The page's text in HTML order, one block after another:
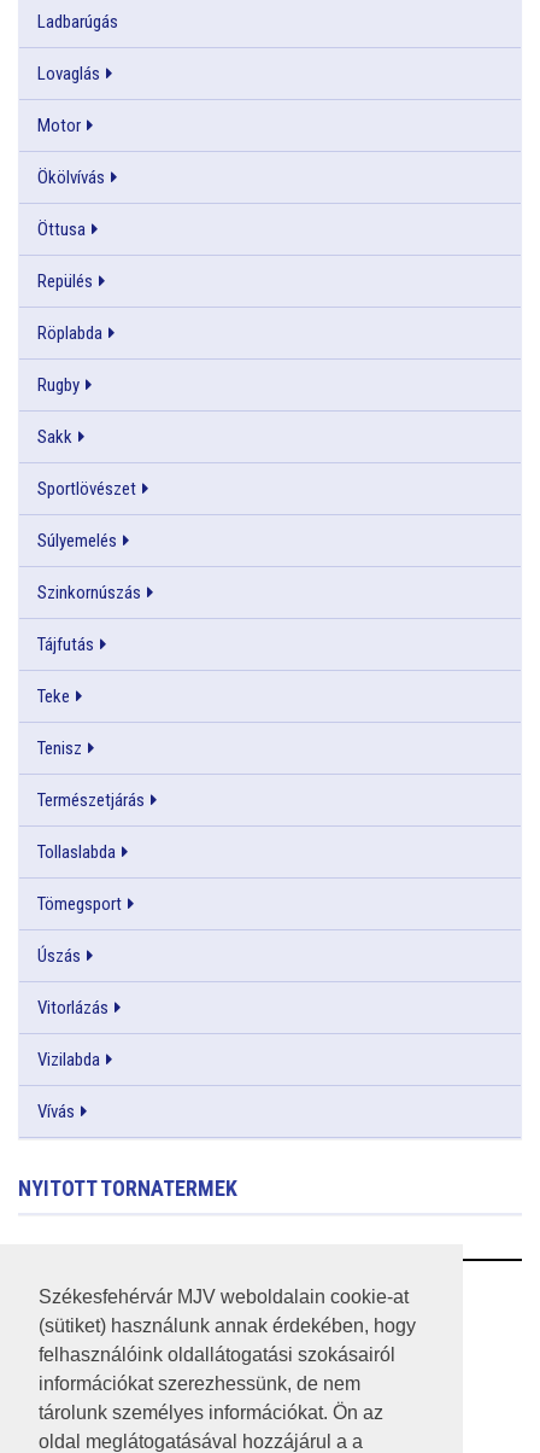
Székesfehérvár MJV weboldalain cookie-at
(sütiket) használunk annak érdekében, hogy
felhasználóink oldallátogatási szokásairól
információkat szerezhessünk, de nem
tárolunk személyes információkat. Ön az
oldal meglátogatásával hozzájárul a a
Ladbarúgás
Lovaglás
Motor
Ökölvívás
Öttusa
Repülés
Röplabda
Rugby
Sakk
Sportlövészet
Súlyemelés
Szinkornúszás
Tájfutás
Teke
Tenisz
Természetjárás
Tollaslabda
Tömegsport
Úszás
Vitorlázás
Vizilabda
Vívás
NYITOTT TORNATERMEK
RSS
A HONLAP 2017.03.31-I ÁLLAPOTA
JOGI NYILATKOZAT
IMPRESSZUM